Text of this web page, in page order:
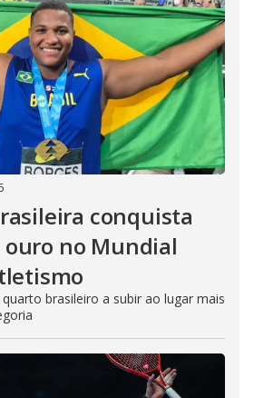
conquista
no Mundial
brasileiro a subir ao lugar mais